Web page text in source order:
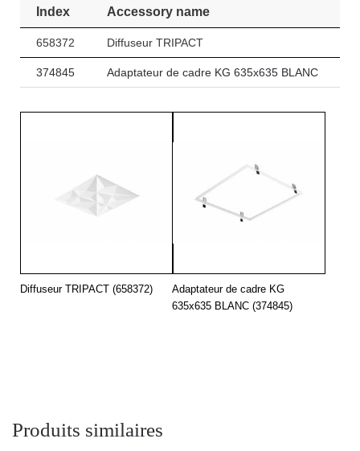
Index Accessory name
658372 Diffuseur TRIPACT
374845 Adaptateur de cadre KG 635x635 BLANC
Diffuseur TRIPACT (658372)
Adaptateur de cadre KG
635x635 BLANC (374845)
Produits similaires